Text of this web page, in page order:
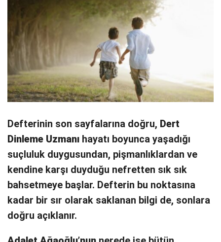
Defterinin son sayfalarına doğru, Dert
Dinleme Uzmanı hayatı boyunca yaşadığı
suçluluk duygusundan, pişmanlıklardan ve
kendine karşı duyduğu nefretten sık sık
bahsetmeye başlar. Defterin bu noktasına
kadar bir sır olarak saklanan bilgi de, sonlara
doğru açıklanır.